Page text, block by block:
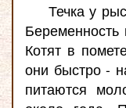
Течка у
Котят в
они быстро -
питаются